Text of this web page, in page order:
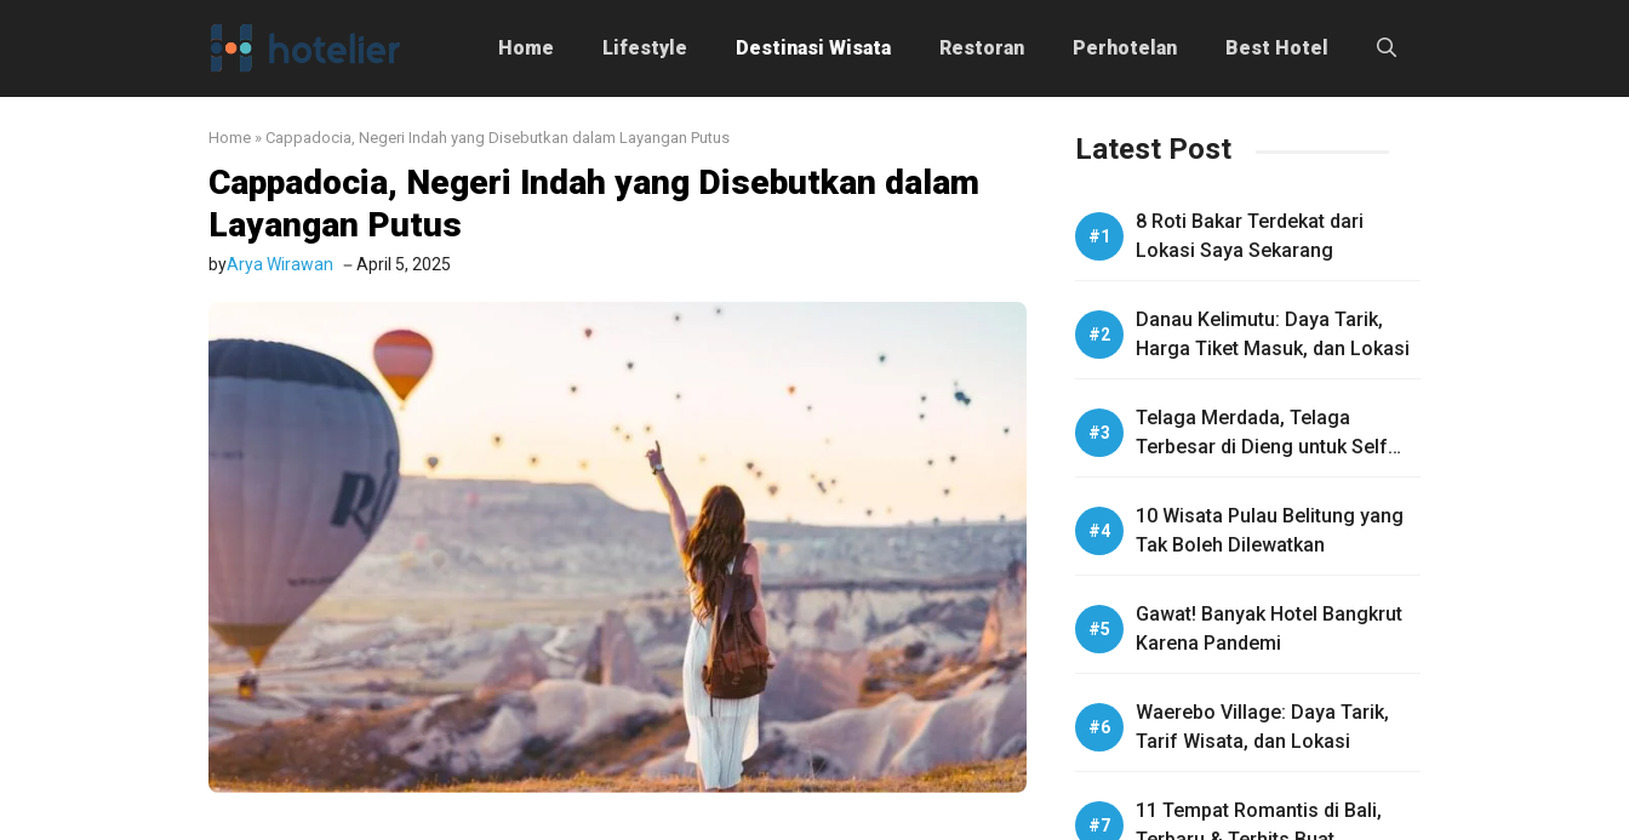
Home Lifestyle Destinasi Wisata Restoran Perhotelan Best Hotel
Home » Cappadocia, Negeri Indah yang Disebutkan dalam Layangan Putus
Cappadocia, Negeri Indah yang Disebutkan dalam
Layangan Putus
byArya Wirawan April 5, 2025
Latest Post
8 Roti Bakar Terdekat dari
Lokasi Saya Sekarang
Danau Kelimutu: Daya Tarik,
Harga Tiket Masuk, dan Lokasi
Telaga Merdada, Telaga
Terbesar di Dieng untuk Self
10 Wisata Pulau Belitung yang
Tak Boleh Dilewatkan
Gawat! Banyak Hotel Bangkrut
Karena Pandemi
Waerebo Village: Daya Tarik,
Tarif Wisata, dan Lokasi
11 Tempat Romantis di Bali,